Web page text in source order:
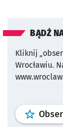
BĄDŹ
Kliknij
Wrocławiu.